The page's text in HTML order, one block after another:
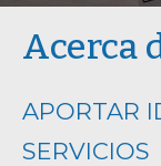
Acerca
APORTAR
SERVICIOS